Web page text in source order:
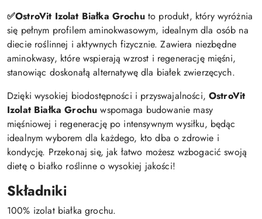
✅OstroVit Izolat Białka Grochuto produkt, który wyróżnia
się pełnym profilem aminokwasowym, idealnym dla osób na
diecie roślinnej i aktywnych fizycznie. Zawiera niezbędne
aminokwasy, które wspierają wzrost i regenerację mięśni,
stanowiąc doskonałą alternatywę dla białek zwierzęcych.
Dzięki wysokiej biodostępności i przyswajalności, OstroVit
Izolat Białka Grochu wspomaga budowanie masy
mięśniowej i regenerację po intensywnym wysiłku, będąc
idealnym wyborem dla każdego, kto dba o zdrowie i
kondycję. Przekonaj się, jak łatwo możesz wzbogacić swoją
dietę o białko roślinne o wysokiej jakości!
Składniki
100% izolat białka grochu.